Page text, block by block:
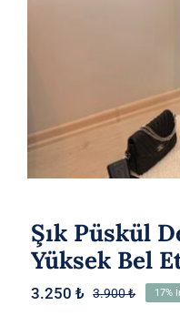
Şık Püskül
Yüksek Bel
3.900₺
3.250₺
Şu 17%